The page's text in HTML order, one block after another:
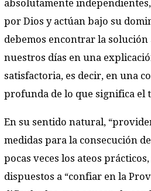
absolutamente
por Dios y actúan bajo su
debemos encontrar la
nuestros días en una
satisfactoria, es decir, en una
profunda de lo que significa el
En su sentido natural,
medidas para la consecución
pocas veces los ateos
dispuestos a “confiar en la